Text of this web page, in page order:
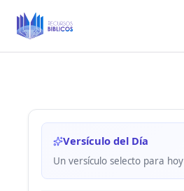
Versículo del Día
Un versículo selecto para hoy